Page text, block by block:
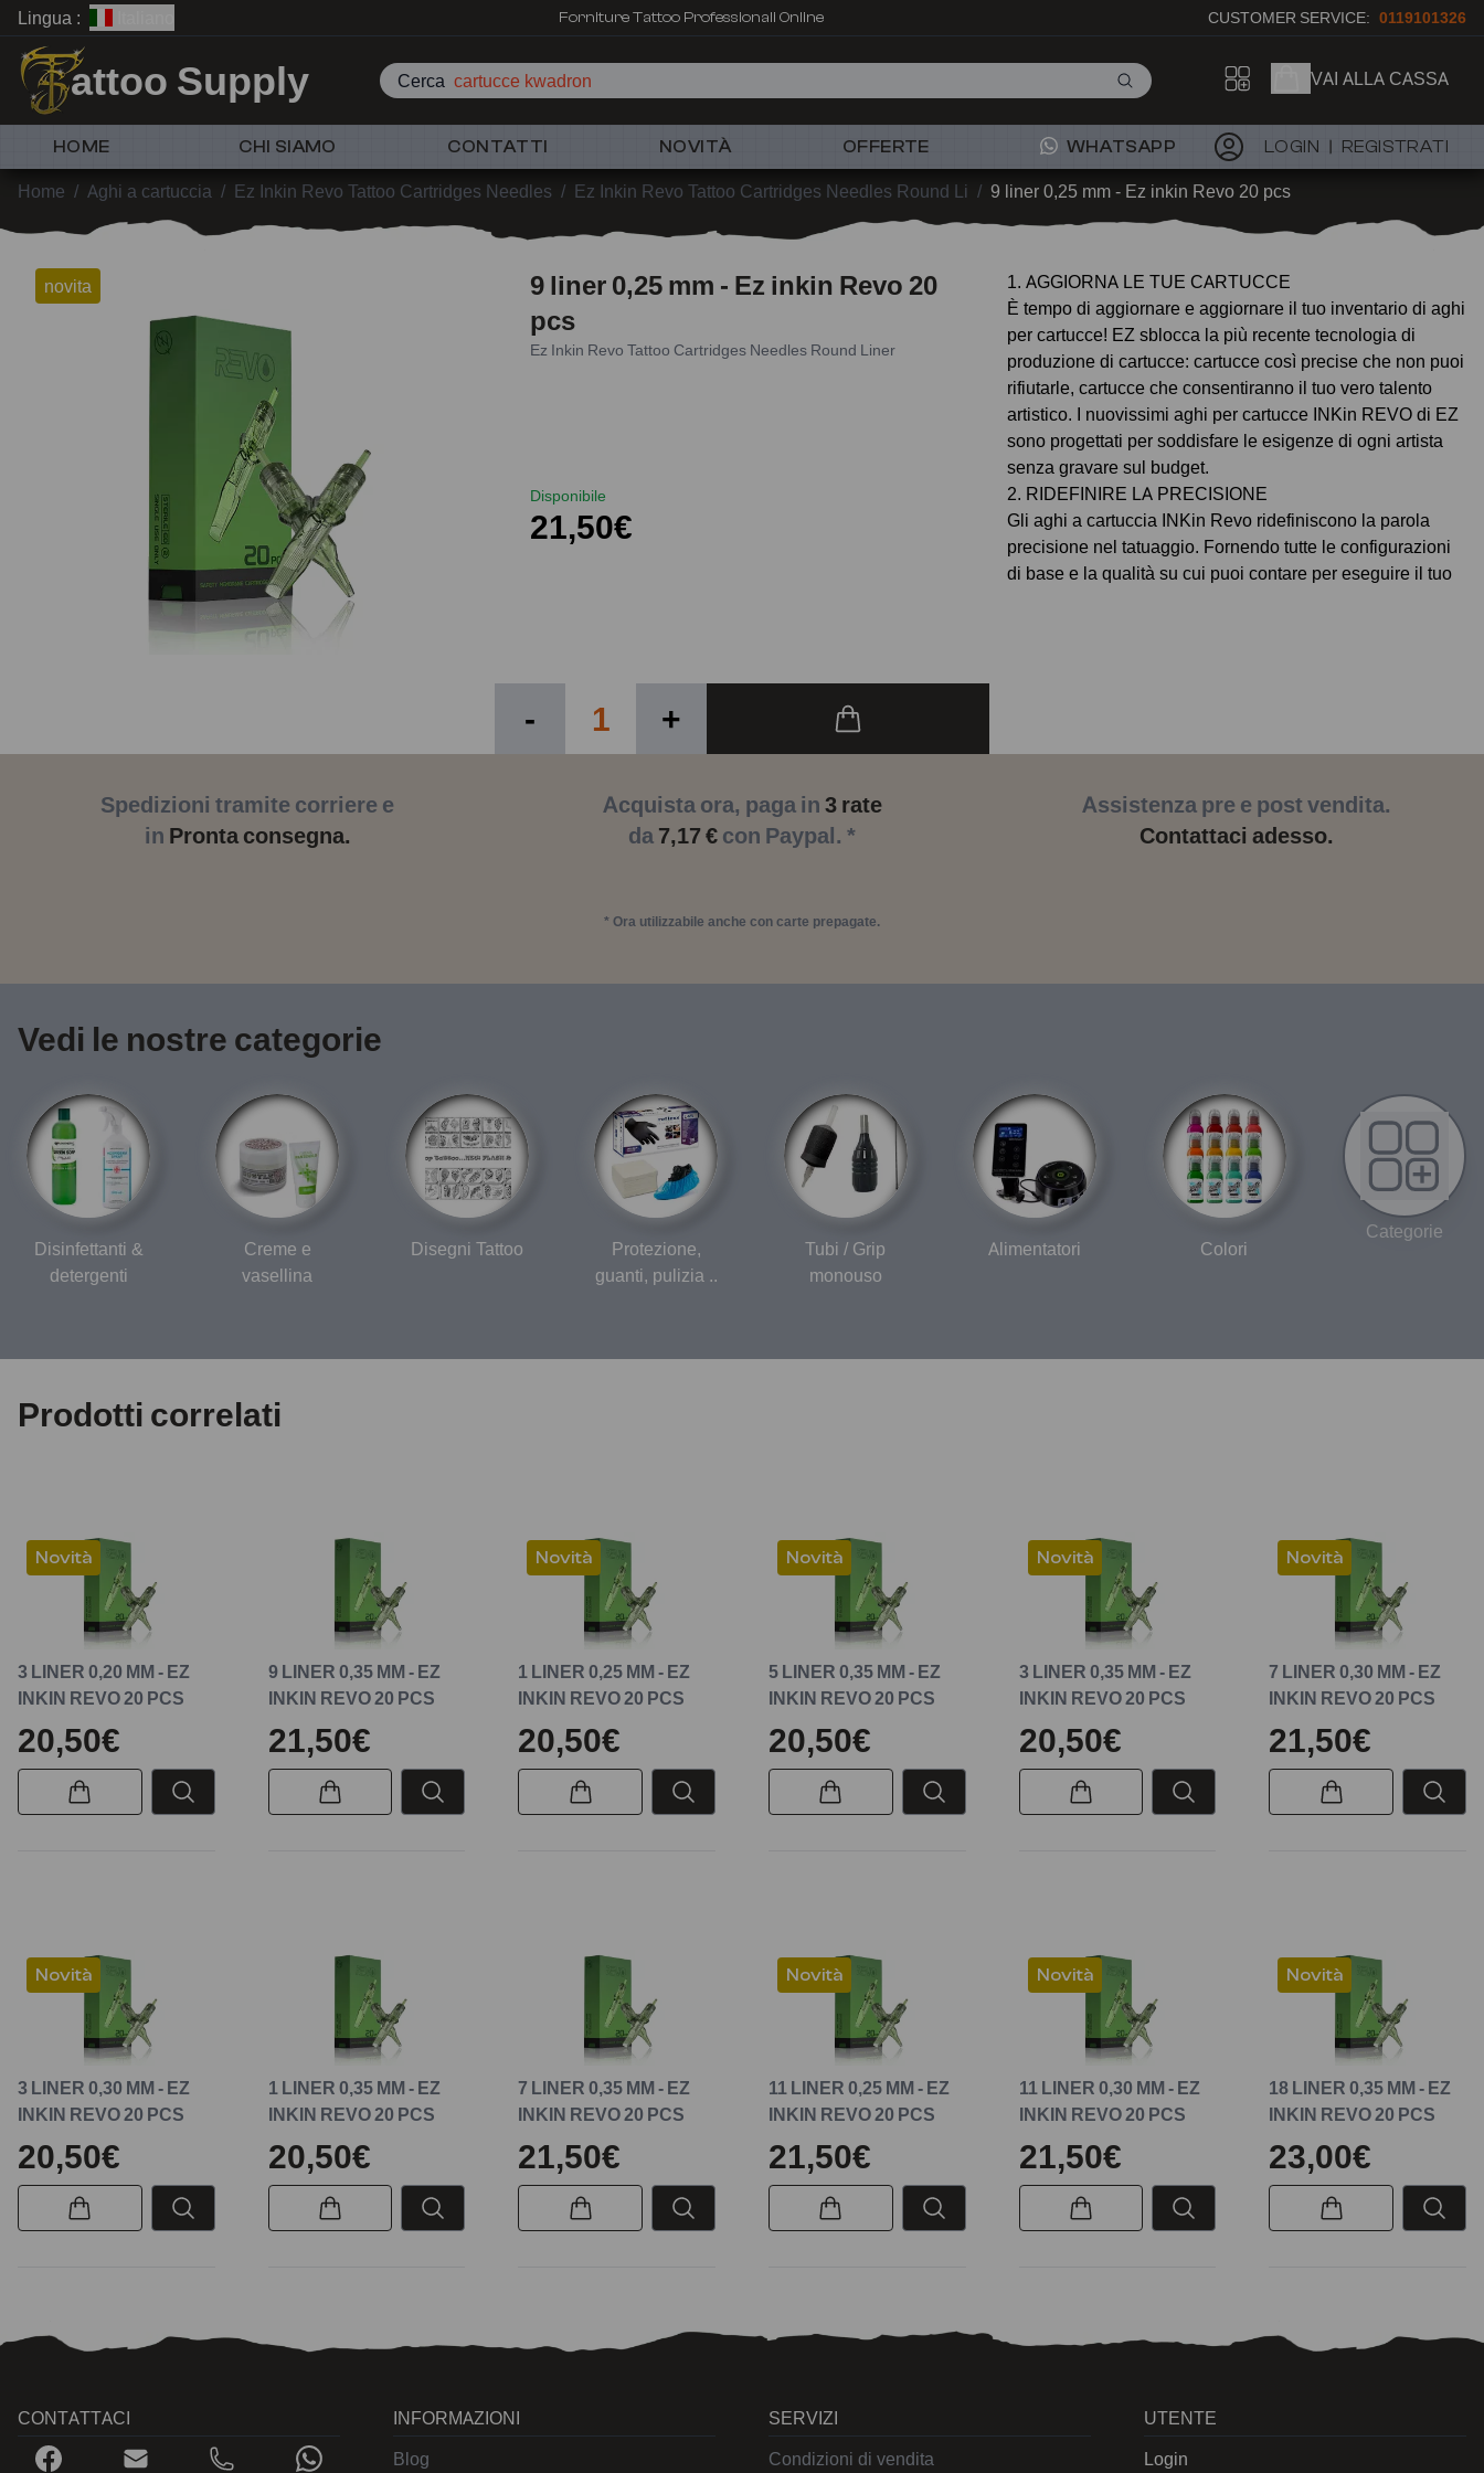
Lingua : Forniture Tattoo Professionali Online CUSTOMER SERVICE: 0119101326
attoo Supply Cerca cartucce kwadron VAI ALLA CASSA
HOME CHI SIAMO CONTATTI NOVITÀ OFFERTE WHATSAPP LOGIN REGISTRATI
Home / Aghi a cartuccia / Ez Inkin Revo Tattoo Cartridges Needles / Ez Inkin Revo Tattoo Cartridges Needles Round Li / 9 liner 0,25 mm - Ez inkin Revo 20 pcs
novita
9 liner 0,25 mm - Ez inkin Revo 20
pcs
Ez Inkin Revo Tattoo Cartridges Needles Round Liner
Disponibile
21,50€
- +
1. AGGIORNA LE TUE CARTUCCE
È tempo di aggiornare e aggiornare il tuo inventario di aghi
per cartucce! EZ sblocca la più recente tecnologia di
produzione di cartucce: cartucce così precise che non puoi
rifiutarle, cartucce che consentiranno il tuo vero talento
artistico. I nuovissimi aghi per cartucce INKin REVO di EZ
sono progettati per soddisfare le esigenze di ogni artista
senza gravare sul budget.
2. RIDEFINIRE LA PRECISIONE
Gli aghi a cartuccia INKin Revo ridefiniscono la parola
precisione nel tatuaggio. Fornendo tutte le configurazioni
di base e la qualità su cui puoi contare per eseguire il tuo
un’ingegneria precisa, in una lavorazione artigianale
prodotto e affidabilità d’uso.
3. NUOVO DESIGN
miglioramento.
4. FLUSSO DI INCHIOSTRO ESTESO
La superficie opaca all’interno della cartuccia è progettata
per contenere un volume maggiore di inchiostro, con
conseguente estensione significativa del flusso di
Sicurezza Membrana impermeabile all’interno del sistema.
impugnature con sistema a cartuccia.
Sterilizzato con gas EO al 100% e confezionato
singolarmente.
Gli aghi sono realizzati in acciaio giapponese 304 di grado
medico.
Corpo delle punte in plastica PC di grado medico.
Spedizioni tramite corriere e
in Pronta consegna.
Acquista ora, paga in 3 rate
da 7,17 € con Paypal. *
* Ora utilizzabile anche con carte prepagate.
Assistenza pre e post vendita.
Contattaci adesso.
Vedi le nostre categorie
Disinfettanti &
detergenti
Creme e
vasellina
Disegni Tattoo
Protezione,
guanti, pulizia ..
Tubi / Grip
monouso
Alimentatori Colori
Categorie
Prodotti correlati
Novità
3 LINER 0,20 MM - EZ
INKIN REVO 20 PCS
20,50€
9 LINER 0,35 MM - EZ
INKIN REVO 20 PCS
21,50€
Novità
1 LINER 0,25 MM - EZ
INKIN REVO 20 PCS
20,50€
Novità
5 LINER 0,35 MM - EZ
INKIN REVO 20 PCS
20,50€
Novità
3 LINER 0,35 MM - EZ
INKIN REVO 20 PCS
20,50€
Novità
7 LINER 0,30 MM - EZ
INKIN REVO 20 PCS
21,50€
Novità
3 LINER 0,30 MM - EZ
INKIN REVO 20 PCS
20,50€
1 LINER 0,35 MM - EZ
INKIN REVO 20 PCS
20,50€
7 LINER 0,35 MM - EZ
INKIN REVO 20 PCS
21,50€
Novità
11 LINER 0,25 MM - EZ
INKIN REVO 20 PCS
21,50€
Novità
11 LINER 0,30 MM - EZ
INKIN REVO 20 PCS
21,50€
Novità
18 LINER 0,35 MM - EZ
INKIN REVO 20 PCS
23,00€
CONTATTACI
INFORMAZIONI
Blog
SERVIZI
Condizioni di vendita
UTENTE
Login